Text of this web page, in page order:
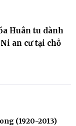
Huân tu dành
an cư tại chỗ
(1920-2013)